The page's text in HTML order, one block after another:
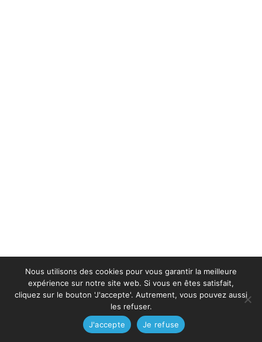
Nous utilisons des cookies pour vous garantir la meilleure
expérience sur notre site web. Si vous en êtes satisfait,
cliquez sur le bouton 'J'accepte'. Autrement, vous pouvez aussi
les refuser.
J'accepte
Je refuse